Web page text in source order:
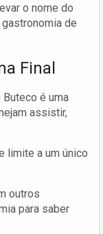
o nome do
de
Final
é uma
assistir,
limite a um único
outros
para saber